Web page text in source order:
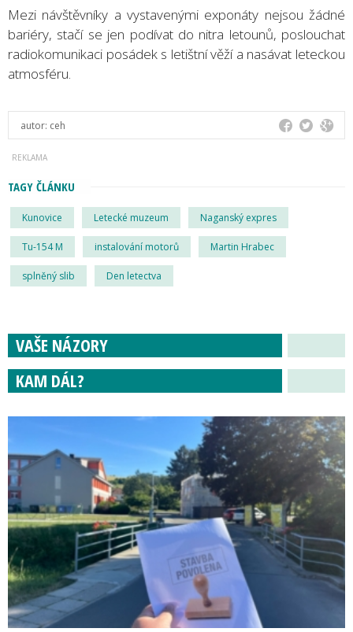
Mezi návštěvníky a vystavenými exponáty nejsou žádné
bariéry, stačí se jen podívat do nitra letounů, poslouchat
radiokomunikaci posádek s letištní věží a nasávat leteckou
atmosféru.
autor: ceh
TAGY ČLÁNKU
Kunovice Letecké muzeum Naganský expres
Tu-154 M instalování motorů Martin Hrabec
splněný slib Den letectva
VAŠE NÁZORY
KAM DÁL?